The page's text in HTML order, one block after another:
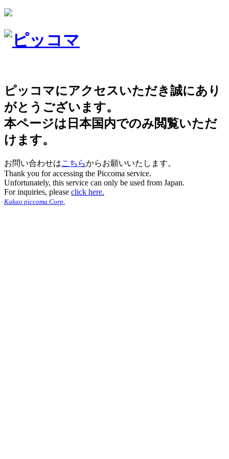
ピッコマにアクセスいただき誠にあり
がとうございます。
本ページは日本国内でのみ閲覧いただ
けます。
お問い合わせはこちらからお願いいたします。
Thank you for accessing the Piccoma service.
Unfortunately, this service can only be used from Japan.
For inquiries, please click here.
Kakao piccoma Corp.